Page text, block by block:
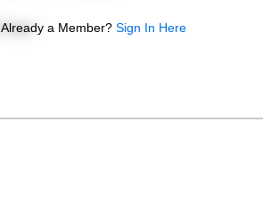
Already a Member? Sign In Here